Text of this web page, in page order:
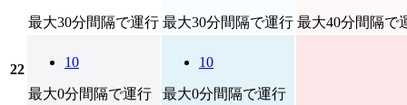
最大30分間隔で運行 最大30分間隔で運行 最大40分間隔で
22 10
最大0分間隔で運行
10
最大0分間隔で運行